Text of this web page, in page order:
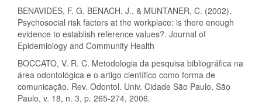
BENAVIDES, F. G, BENACH, J., & MUNTANER, C. (2002).
Psychosocial risk factors at the workplace: is there enough
evidence to establish reference values?. Journal of
Epidemiology and Community Health
BOCCATO, V. R. C. Metodologia da pesquisa bibliográfica na
área odontológica e o artigo científico como forma de
comunicação. Rev. Odontol. Univ. Cidade São Paulo, São
Paulo, v. 18, n. 3, p. 265-274, 2006.